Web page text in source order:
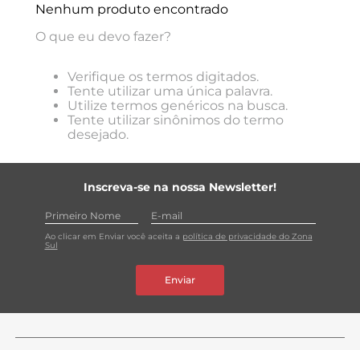
Nenhum produto encontrado
O que eu devo fazer?
Verifique os termos digitados.
Tente utilizar uma única palavra.
Utilize termos genéricos na busca.
Tente utilizar sinônimos do termo
desejado.
Inscreva-se na nossa Newsletter!
Ao clicar em Enviar você aceita a política de privacidade do Zona
Sul
Enviar